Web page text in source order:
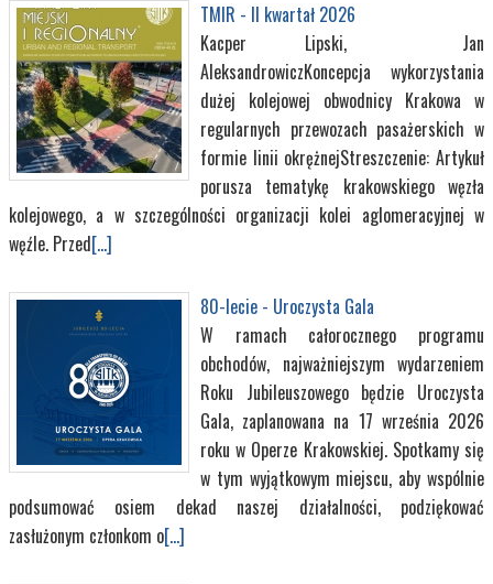
TMIR - II kwartał 2026
Kacper Lipski, Jan
AleksandrowiczKoncepcja wykorzystania
dużej kolejowej obwodnicy Krakowa w
regularnych przewozach pasażerskich w
formie linii okrężnejStreszczenie: Artykuł
porusza tematykę krakowskiego węzła
kolejowego, a w szczególności organizacji kolei aglomeracyjnej w
węźle. Przed[...]
80-lecie - Uroczysta Gala
W ramach całorocznego programu
obchodów, najważniejszym wydarzeniem
Roku Jubileuszowego będzie Uroczysta
Gala, zaplanowana na 17 września 2026
roku w Operze Krakowskiej. Spotkamy się
w tym wyjątkowym miejscu, aby wspólnie
podsumować osiem dekad naszej działalności, podziękować
zasłużonym członkom o[...]